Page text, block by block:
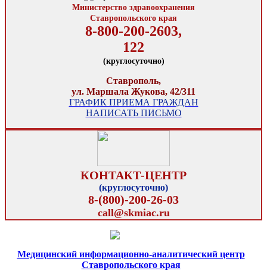
Министерство здравоохранения
Ставропольского края
8-800-200-2603,
122
(круглосуточно)
Ставрополь,
ул. Маршала Жукова, 42/311
ГРАФИК ПРИЕМА ГРАЖДАН
НАПИСАТЬ ПИСЬМО
КОНТАКТ-ЦЕНТР
(круглосуточно)
8-(800)-200-26-03
call@skmiac.ru
Медицинский информационно-аналитический центр
Ставропольского края